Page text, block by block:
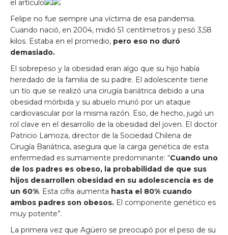
el artículo
Felipe no fue siempre una víctima de esa pandemia.
Cuando nació, en 2004, midió 51 centímetros y pesó 3,58
kilos. Estaba en el promedio, pero eso no duró
demasiado.
El sobrepeso y la obesidad eran algo que su hijo había
heredado de la familia de su padre. El adolescente tiene
un tío que se realizó una cirugía bariátrica debido a una
obesidad mórbida y su abuelo murió por un ataque
cardiovascular por la misma razón. Eso, de hecho, jugó un
rol clave en el desarrollo de la obesidad del joven. El doctor
Patricio Lamoza, director de la Sociedad Chilena de
Cirugía Bariátrica, asegura que la carga genética de esta
enfermedad es sumamente predominante: “Cuando uno
de los padres es obeso, la probabilidad de que sus
hijos desarrollen obesidad en su adolescencia es de
un 60%. Esta cifra aumenta hasta el 80% cuando
ambos padres son obesos. El componente genético es
muy potente”.
La primera vez que Agüero se preocupó por el peso de su